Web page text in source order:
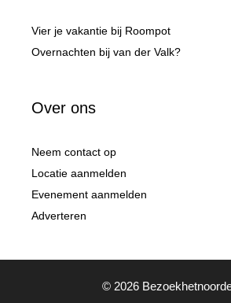
Vier je vakantie bij Roompot
Overnachten bij van der Valk?
Over ons
Neem contact op
Locatie aanmelden
Evenement aanmelden
Adverteren
© 2026